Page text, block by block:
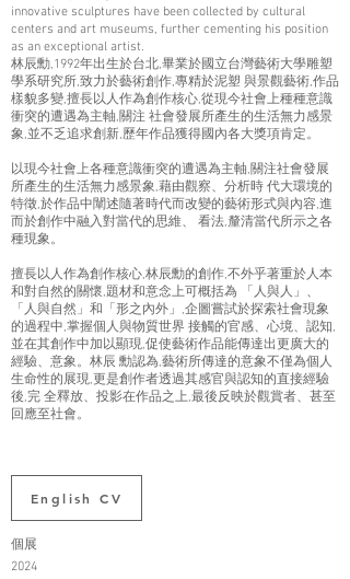
innovative sculptures have been collected by cultural
centers and art museums, further cementing his position
as an exceptional artist.
林辰勳,1992年出生於台北,畢業於國立台灣藝術大學雕塑
學系研究所,致力於藝術創作,專精於泥塑 與景觀藝術,作品
樣貌多變,擅長以人作為創作核心,從現今社會上種種意識
衝突的遭遇為主軸,關注 社會發展所產生的生活無力感景
象,並不乏追求創新,歷年作品獲得國內各大獎項肯定。
以現今社會上各種意識衝突的遭遇為主軸,關注社會發展
所產生的生活無力感景象,藉由觀察、分析時 代大環境的
特徵,於作品中闡述隨著時代而改變的藝術形式與內容,進
而於創作中融入對當代的思維、 看法,釐清當代所示之各
種現象。
擅長以人作為創作核心,林辰勳的創作,不外乎著重於人本
和對自然的關懷,題材和意念上可概括為 「人與人」、
「人與自然」和「形之內外」,企圖嘗試於探索社會現象
的過程中,掌握個人與物質世界 接觸的官感、心境、認知,
並在其創作中加以顯現,促使藝術作品能傳達出更廣大的
經驗、意象。林辰 勳認為,藝術所傳達的意象不僅為個人
生命性的展現,更是創作者透過其感官與認知的直接經驗
後,完 全釋放、投影在作品之上,最後反映於觀賞者、甚至
回應至社會。
English CV
個展
2024